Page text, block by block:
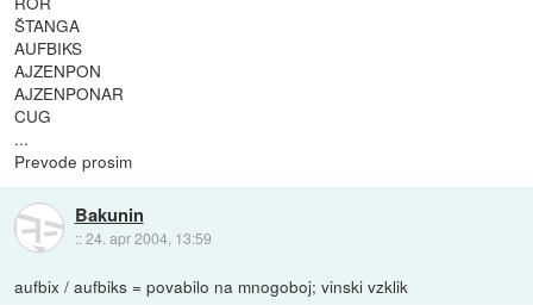
ŠTANGA
AUFBIKS
AJZENPON
AJZENPONAR
CUG
...
Prevode prosim
Bakunin
::24. apr 2004, 13:59
aufbix / aufbiks = povabilo na mnogoboj; vinski vzklik